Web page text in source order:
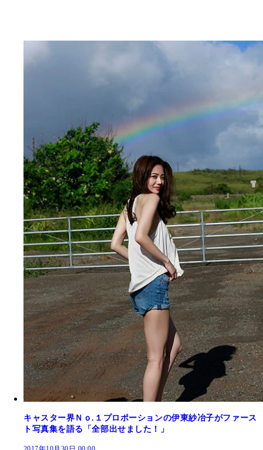
キャスター界Ｎｏ.１プロポーションの伊東紗冶子がファース
ト写真集を語る「全部出せました！」